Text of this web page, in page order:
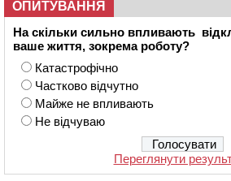
ОПИТУВАННЯ
На скільки сильно впливають
ваше життя, зокрема роботу?
Катастрофічно
Частково відчутно
Майже не впливають
Не відчуваю
Переглянути